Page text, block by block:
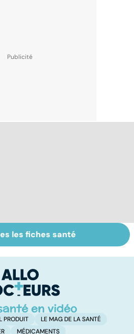
Votre santé en
vacances
les fiches santé
PRODUIT
LE MAG DE LA SANTÉ
MÉDICAMENTS